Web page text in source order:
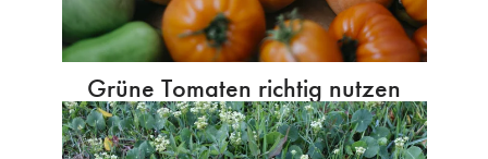
Grüne Tomaten richtig nutzen